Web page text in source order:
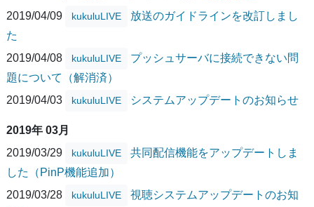
2019/04/09
kukuluLIVE
放送のガイドラインを改訂しまし
た
2019/04/08
kukuluLIVE
プッシュサーバに接続できない問
題について（解消済）
2019/04/03
kukuluLIVE システムアップデートのお知らせ
2019年 03月
2019/03/29
kukuluLIVE
共同配信機能をアップデートしま
した（PinP機能追加）
2019/03/28
kukuluLIVE
視聴システムアップデートのお知